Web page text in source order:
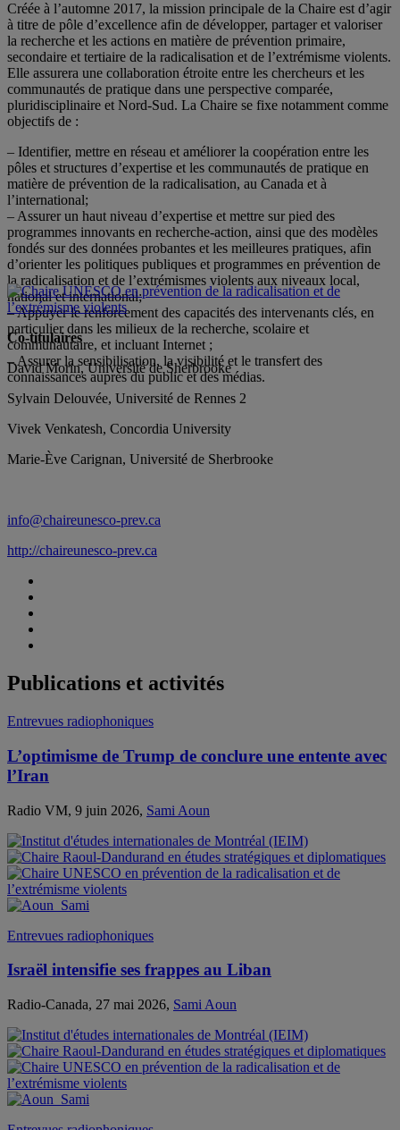
Créée à l’automne 2017, la mission principale de la Chaire est d’agir
à titre de pôle d’excellence afin de développer, partager et valoriser
la recherche et les actions en matière de prévention primaire,
secondaire et tertiaire de la radicalisation et de l’extrémisme violents.
Elle assurera une collaboration étroite entre les chercheurs et les
communautés de pratique dans une perspective comparée,
pluridisciplinaire et Nord-Sud. La Chaire se fixe notamment comme
objectifs de :
– Identifier, mettre en réseau et améliorer la coopération entre les
pôles et structures d’expertise et les communautés de pratique en
matière de prévention de la radicalisation, au Canada et à
l’international;
– Assurer un haut niveau d’expertise et mettre sur pied des
programmes innovants en recherche-action, ainsi que des modèles
fondés sur des données probantes et les meilleures pratiques, afin
d’orienter les politiques publiques et programmes en prévention de
la radicalisation et de l’extrémismes violents aux niveaux local,
national et international;
– Appuyer le renforcement des capacités des intervenants clés, en
particulier dans les milieux de la recherche, scolaire et
communautaire, et incluant Internet ;
– Assurer la sensibilisation, la visibilité et le transfert des
connaissances auprès du public et des médias.
Co-titulaires
David Morin, Université de Sherbrooke
Sylvain Delouvée, Université de Rennes 2
Vivek Venkatesh, Concordia University
Marie-Ève Carignan, Université de Sherbrooke
info@chaireunesco-prev.ca
http://chaireunesco-prev.ca
Publications et activités
Entrevues radiophoniques
L’optimisme de Trump de conclure une entente avec
l’Iran
Radio VM, 9 juin 2026, Sami Aoun
Entrevues radiophoniques
Israël intensifie ses frappes au Liban
Radio-Canada, 27 mai 2026, Sami Aoun